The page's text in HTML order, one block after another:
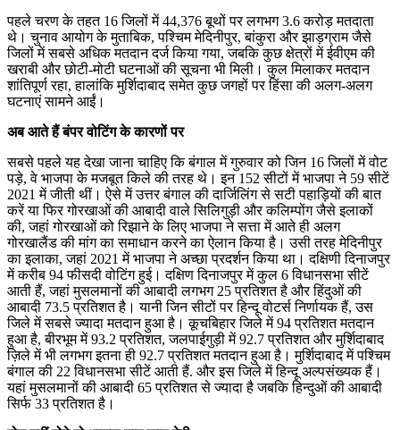
पहले चरण के तहत 16 जिलों में 44,376 बूथों पर लगभग 3.6 करोड़ मतदाता
थे। चुनाव आयोग के मुताबिक, पश्चिम मेदिनीपुर, बांकुरा और झाड़ग्राम जैसे
जिलों में सबसे अधिक मतदान दर्ज किया गया, जबकि कुछ क्षेत्रों में ईवीएम की
खराबी और छोटी-मोटी घटनाओं की सूचना भी मिली। कुल मिलाकर मतदान
शांतिपूर्ण रहा, हालांकि मुर्शिदाबाद समेत कुछ जगहों पर हिंसा की अलग-अलग
घटनाएं सामने आईं।
अब आते हैं बंपर वोटिंग के कारणों पर
सबसे पहले यह देखा जाना चाहिए कि बंगाल में गुरुवार को जिन 16 जिलों में वोट
पड़े, वे भाजपा के मजबूत किले की तरह थे। इन 152 सीटों में भाजपा ने 59 सीटें
2021 में जीती थीं। ऐसे में उत्तर बंगाल की दार्जिलिंग से सटी पहाड़ियों की बात
करें या फिर गोरखाओं की आबादी वाले सिलिगुड़ी और कलिम्पोंग जैसे इलाकों
की, जहां गोरखाओं को रिझाने के लिए भाजपा ने सत्ता में आते ही अलग
गोरखालैंड की मांग का समाधान करने का ऐलान किया है। उसी तरह मेदिनीपुर
का इलाका, जहां 2021 में भाजपा ने अच्छा प्रदर्शन किया था। दक्षिणी दिनाजपुर
में करीब 94 फीसदी वोटिंग हुई। दक्षिण दिनाजपुर में कुल 6 विधानसभा सीटें
आती हैं, जहां मुसलमानों की आबादी लगभग 25 प्रतिशत है और हिंदुओं की
आबादी 73.5 प्रतिशत है। यानी जिन सीटों पर हिन्दू वोटर्स निर्णायक हैं, उस
जिले में सबसे ज्यादा मतदान हुआ है। कूचबिहार जिले में 94 प्रतिशत मतदान
हुआ है, बीरभूम में 93.2 प्रतिशत, जलपाईगुड़ी में 92.7 प्रतिशत और मुर्शिदाबाद
ज़िले में भी लगभग इतना ही 92.7 प्रतिशत मतदान हुआ है। मुर्शिदाबाद में पश्चिम
बंगाल की 22 विधानसभा सीटें आती हैं. और इस जिले में हिन्दू अल्पसंख्यक हैं।
यहां मुसलमानों की आबादी 65 प्रतिशत से ज्यादा है जबकि हिन्दुओं की आबादी
सिर्फ 33 प्रतिशत है।